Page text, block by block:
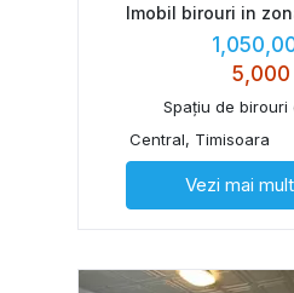
Imobil birouri in
Spațiu de birouri
Central, Timisoara
Vezi mai